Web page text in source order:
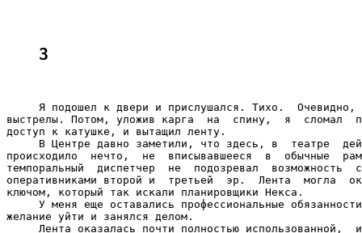
3
Я подошел к двери и прислушался. Тихо.  Очевидно,
выстрелы. Потом, уложив карга  на  спину,  я  сломал
доступ к катушке, и вытащил ленту.
В Центре давно заметили, что здесь, в  театре
происходило  нечто,  не  вписывавшееся  в  обычные
темпоральный  диспетчер  не  подозревал  возможность
оперативниками второй и  третьей  эр.  Лента  могла
ключом, который так искали планировщики Некса.
У меня еще оставались профессиональные
желание уйти и занялся делом.
Лента оказалась почти полностью использованной,